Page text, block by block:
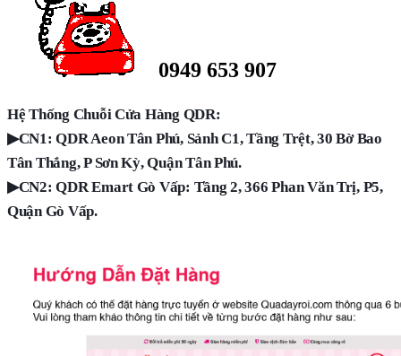
0949 653 907
Hệ Thống Chuỗi Cửa Hàng QDR:
▶CN1: QDR Aeon Tân Phú, Sảnh C1, Tầng Trệt, 30 Bờ Bao
Tân Thắng, P Sơn Kỳ, Quận Tân Phú.
▶CN2: QDR Emart Gò Vấp: Tầng 2, 366 Phan Văn Trị, P5,
Quận Gò Vấp.